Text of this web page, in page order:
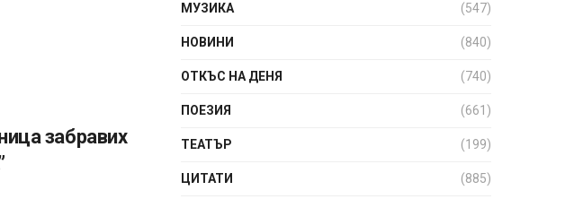
забравих
МУЗИКА (547)
НОВИНИ (840)
ОТКЪС НА ДЕНЯ (740)
ПОЕЗИЯ (661)
ТЕАТЪР (199)
ЦИТАТИ (885)